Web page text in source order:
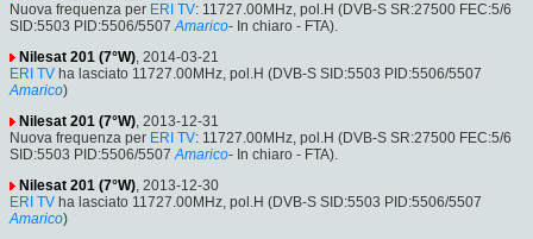
Nuova frequenza per ERI TV: 11727.00MHz, pol.H (DVB-S SR:27500 FEC:5/6
SID:5503 PID:5506/5507 Amarico- In chiaro - FTA).
Nilesat 201 (7°W), 2014-03-21
ERI TV ha lasciato 11727.00MHz, pol.H (DVB-S SID:5503 PID:5506/5507
Amarico)
Nilesat 201 (7°W), 2013-12-31
Nuova frequenza per ERI TV: 11727.00MHz, pol.H (DVB-S SR:27500 FEC:5/6
SID:5503 PID:5506/5507 Amarico- In chiaro - FTA).
Nilesat 201 (7°W), 2013-12-30
ERI TV ha lasciato 11727.00MHz, pol.H (DVB-S SID:5503 PID:5506/5507
Amarico)